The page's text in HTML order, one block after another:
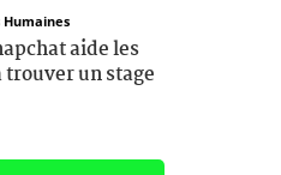
Humaines
aide les
trouver un stage